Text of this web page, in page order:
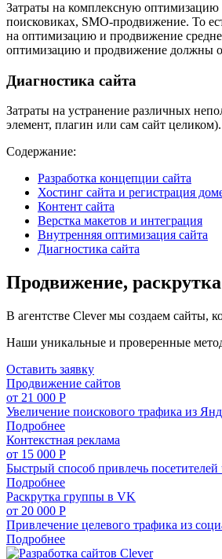
Затраты на комплексную оптимизацию
поисковиках, SMO-продвижение. То
на оптимизацию и продвижение
оптимизацию и продвижение должны
Диагностика сайта
Затраты на устранение различных
элемент, плагин или сам сайт
Содержание:
Разработка концепции сайта
Хостинг сайта и регистрация
Контент сайта
Верстка макетов и интеграция
Внутренняя оптимизация сайта
Диагностика сайта
Продвижение,
В агентстве Clever мы создаем сайты,
Наши уникальные и проверенные
Оставить заявку
Продвижение сайтов
от 21 000 Р
Увеличение поискового трафика из
Подробнее
Контекстная реклама
от 15 000 Р
Быстрый способ привлечь посетителей
Подробнее
Раскрутка группы в VK
от 20 000 Р
Привлечение целевого трафика из
Подробнее